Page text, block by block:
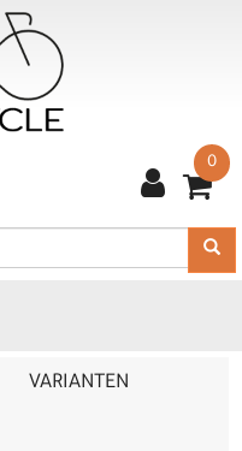
0
VARIANTEN